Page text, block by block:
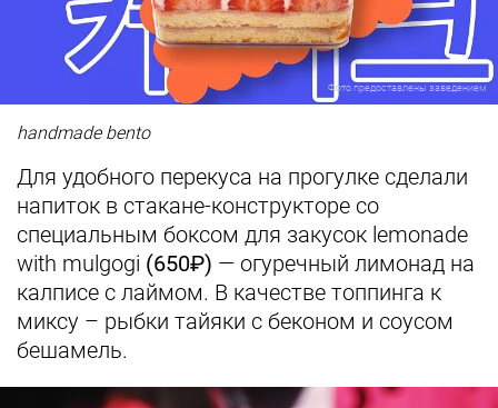
Фото предоставлены заведением
handmade bento
Для удобного перекуса на прогулке сделали
напиток в стакане-конструкторе со
специальным боксом для закусок lemonade
with mulgogi (650₽) — огуречный лимонад на
калписе с лаймом. В качестве топпинга к
миксу – рыбки тайяки с беконом и соусом
бешамель.